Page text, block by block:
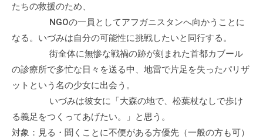
や
材
貸
出
ど
の
たちの救援のため、
NGOの一員としてアフガニスタンへ向かうことに
なる。いづみは自分の可能性に挑戦したいと同行する。
街全体に無惨な戦禍の跡が刻まれた首都カブール
の診療所で多忙な日々を送る中、地雷で片足を失ったパリザ
ットという名の少女に出会う。
いづみは彼女に「大森の地で、松葉杖なしで歩け
る義足をつくってあげたい。」と思う。
対象：見る・聞くことに不便がある方優先（一般の方も可）